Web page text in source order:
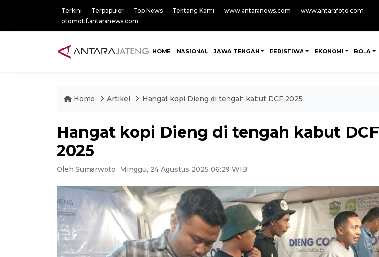
Terkini Terpopuler Top News Tentang Kami www.antaranews.com
www.antarafoto.com
otomotif.antaranews.com
HOME NASIONAL JAWA TENGAH PERISTIWA EKONOMI BOLA
Home Artikel Hangat kopi Dieng di tengah kabut DCF 2025
Hangat kopi Dieng di tengah kabut DCF
2025
Oleh Sumarwoto Minggu, 24 Agustus 2025 06:29 WIB